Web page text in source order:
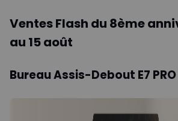
Ventes Flash du 8ème
au 15 août
Bureau Assis-Debout E7 PRO